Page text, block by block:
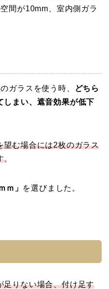
間が10mm、室内側ガラ
ガラスを使う時、
どちら
しまい、遮音効果が低下
望む場合には2枚のガラス
。
ｍ」 を選びました。
足りない場合、付け足す